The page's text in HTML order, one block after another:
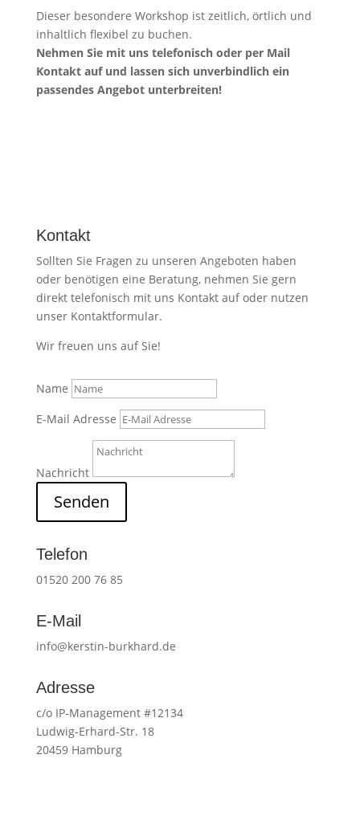
Dieser besondere Workshop ist zeitlich, örtlich und
inhaltlich flexibel zu buchen.
Nehmen Sie mit uns telefonisch oder per Mail
Kontakt auf und lassen sich unverbindlich ein
passendes Angebot unterbreiten!
Kontakt
Sollten Sie Fragen zu unseren Angeboten haben
oder benötigen eine Beratung, nehmen Sie gern
direkt telefonisch mit uns Kontakt auf oder nutzen
unser Kontaktformular.
Wir freuen uns auf Sie!
Name
E-Mail Adresse
Nachricht
Senden
Telefon
01520 200 76 85
E-Mail
info@kerstin-burkhard.de
Adresse
c/o IP-Management #12134
Ludwig-Erhard-Str. 18
20459 Hamburg